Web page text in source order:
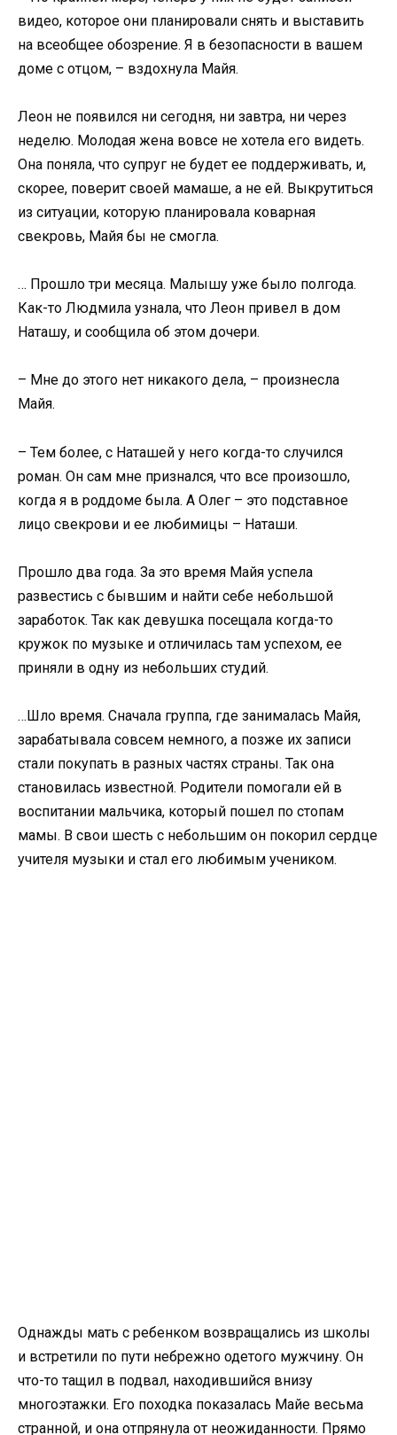
видео, которое они планировали снять и выставить
на всеобщее обозрение. Я в безопасности в вашем
доме с отцом, – вздохнула Майя.
Леон не появился ни сегодня, ни завтра, ни через
неделю. Молодая жена вовсе не хотела его видеть.
Она поняла, что супруг не будет ее поддерживать, и,
скорее, поверит своей мамаше, а не ей. Выкрутиться
из ситуации, которую планировала коварная
свекровь, Майя бы не смогла.
… Прошло три месяца. Малышу уже было полгода.
Как-то Людмила узнала, что Леон привел в дом
Наташу, и сообщила об этом дочери.
– Мне до этого нет никакого дела, – произнесла
Майя.
– Тем более, с Наташей у него когда-то случился
роман. Он сам мне признался, что все произошло,
когда я в роддоме была. А Олег – это подставное
лицо свекрови и ее любимицы – Наташи.
Прошло два года. За это время Майя успела
развестись с бывшим и найти себе небольшой
заработок. Так как девушка посещала когда-то
кружок по музыке и отличилась там успехом, ее
приняли в одну из небольших студий.
…Шло время. Сначала группа, где занималась Майя,
зарабатывала совсем немного, а позже их записи
стали покупать в разных частях страны. Так она
становилась известной. Родители помогали ей в
воспитании мальчика, который пошел по стопам
мамы. В свои шесть с небольшим он покорил сердце
учителя музыки и стал его любимым учеником.
Однажды мать с ребенком возвращались из школы
и встретили по пути небрежно одетого мужчину. Он
что-то тащил в подвал, находившийся внизу
многоэтажки. Его походка показалась Майе весьма
странной, и она отпрянула от неожиданности. Прямо